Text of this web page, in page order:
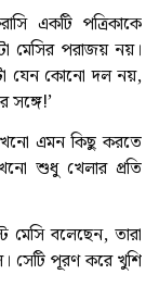
একটি পত্রিকাকে
মেসির পরাজয় নয়।
যেন কোনো দল নয়,
সঙ্গে!’
এখনো এমন কিছু করতে
শুধু খেলার প্রতি
মেসি বলেছেন, তারা
সেটি পূরণ করে খুশি